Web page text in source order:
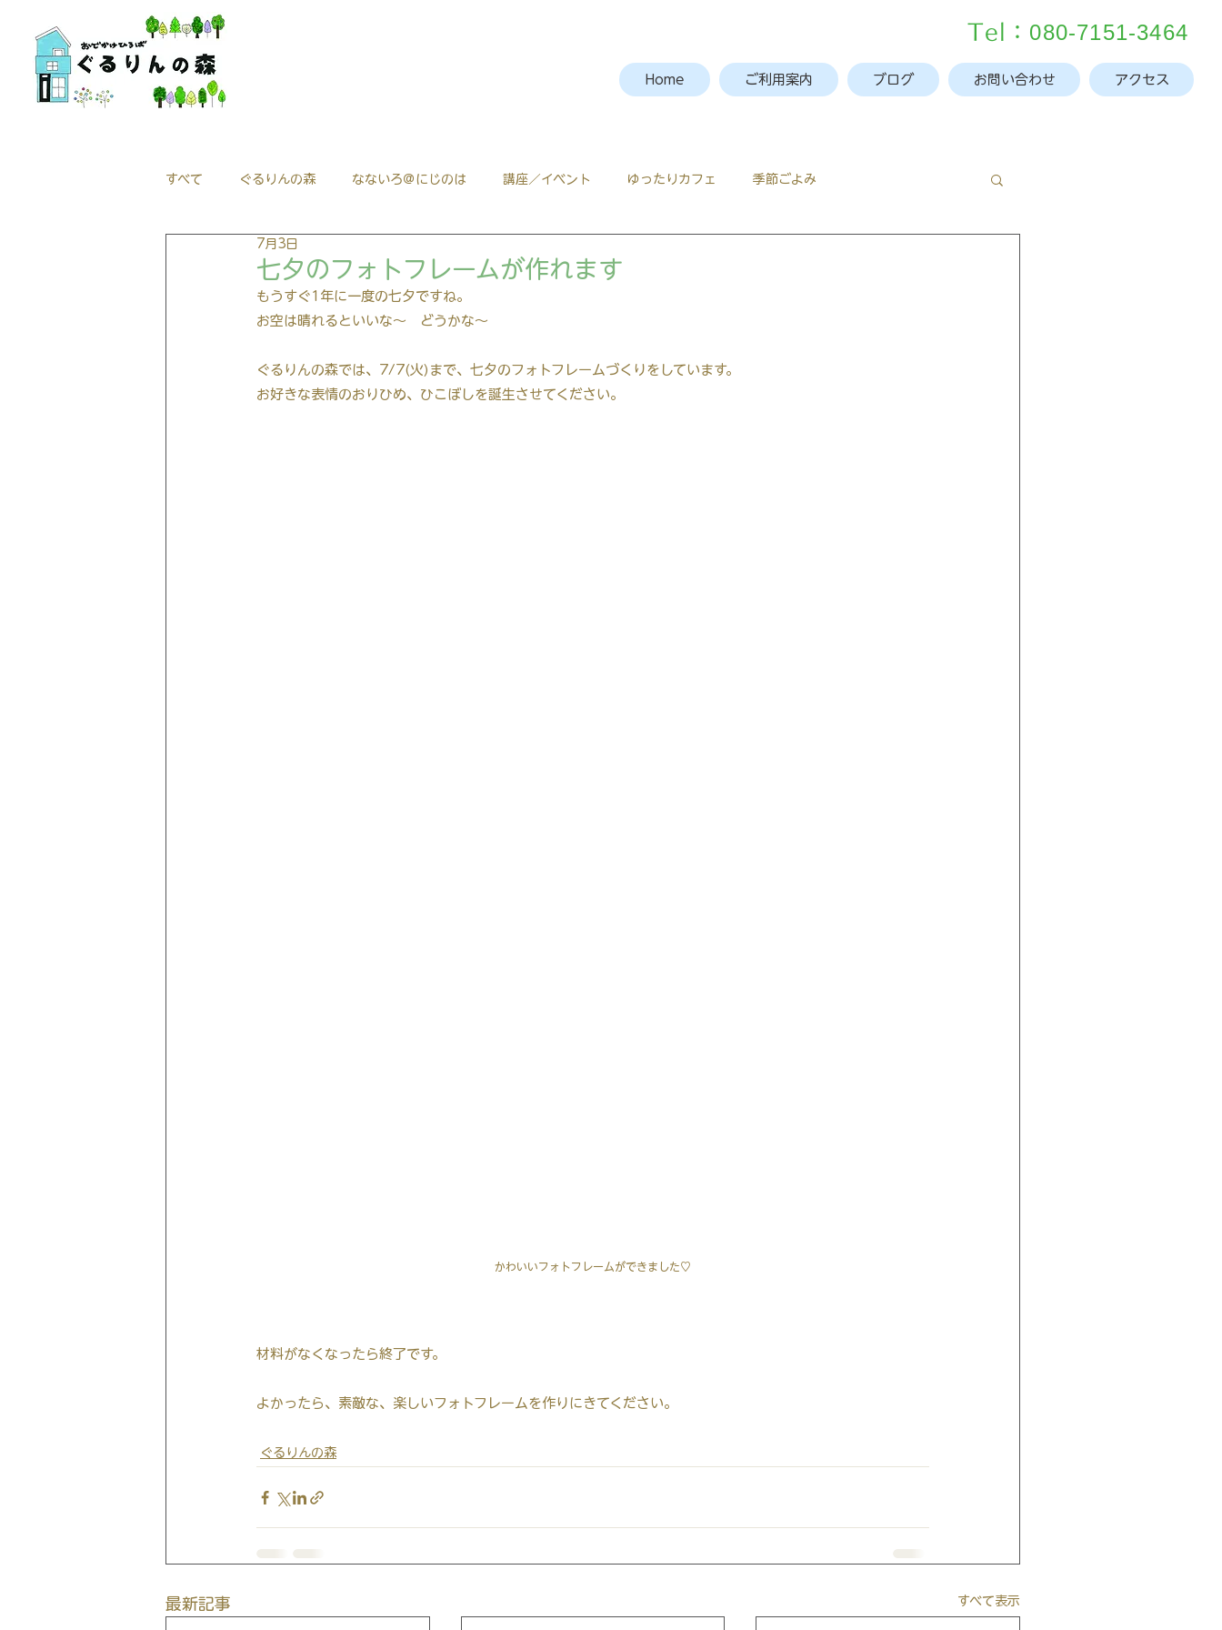
Tel： 080-7151-3464
Home ご利用案内 ブログ お問い合わせ アクセス
すべて ぐるりんの森 なないろ＠にじのは 講座／イベント ゆったりカフェ 季節ごよみ
七夕のフォトフレームが作れます
7月3日
もうすぐ1年に一度の七夕ですね。
お空は晴れるといいな～　どうかな～
ぐるりんの森では、7/7(火)まで、七夕のフォトフレームづくりをしています。
お好きな表情のおりひめ、ひこぼしを誕生させてください。
かわいいフォトフレームができました♡
材料がなくなったら終了です。
よかったら、素敵な、楽しいフォトフレームを作りにきてください。
ぐるりんの森
最新記事 すべて表示